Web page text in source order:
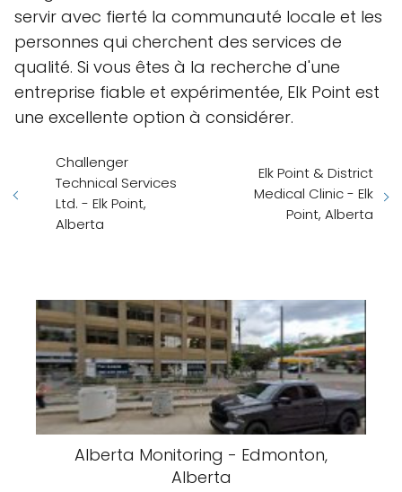
servir avec fierté la communauté locale et les
personnes qui cherchent des services de
qualité. Si vous êtes à la recherche d'une
entreprise fiable et expérimentée, Elk Point est
une excellente option à considérer.
Challenger
Technical Services
Ltd. - Elk Point,
Alberta
Elk Point & District
Medical Clinic - Elk
Point, Alberta
Alberta Monitoring - Edmonton,
Alberta